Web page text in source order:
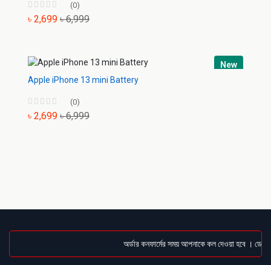
(0)
৳ 2,699 ৳ 6,999
New
Apple iPhone 13 mini Battery
(0)
৳ 2,699 ৳ 6,999
অর্ডার কনফার্মের সময় আপনাকে কল দেওয়া হবে ।